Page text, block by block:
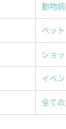
動物
ペッ
ショ
イベ
全て